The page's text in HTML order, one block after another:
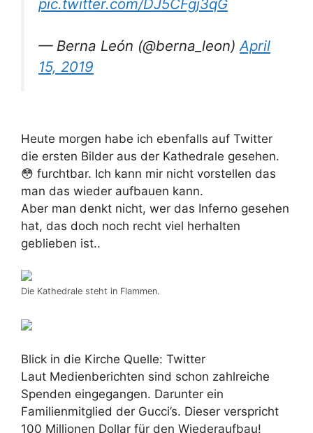
pic.twitter.com/DJ5CFgj3qG
— Berna León (@berna_leon)April
15, 2019
Heute morgen habe ich ebenfalls auf Twitter
die ersten Bilder aus der Kathedrale gesehen.
😳 furchtbar. Ich kann mir nicht vorstellen das
man das wieder aufbauen kann.
Aber man denkt nicht, wer das Inferno gesehen
hat, das doch noch recht viel herhalten
geblieben ist..
Die Kathedrale steht in Flammen.
Blick in die Kirche Quelle: Twitter
Laut Medienberichten sind schon zahlreiche
Spenden eingegangen. Darunter ein
Familienmitglied der Gucci’s. Dieser verspricht
100 Millionen Dollar für den Wiederaufbau!